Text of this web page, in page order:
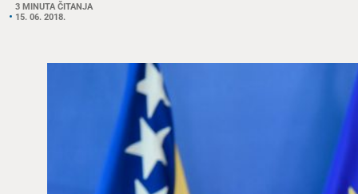
3 MINUTA ČITANJA
15. 06. 2018.